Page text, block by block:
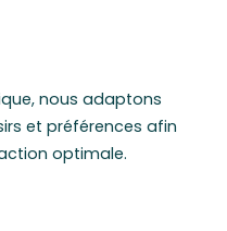
nous adaptons
et préférences afin
optimale.